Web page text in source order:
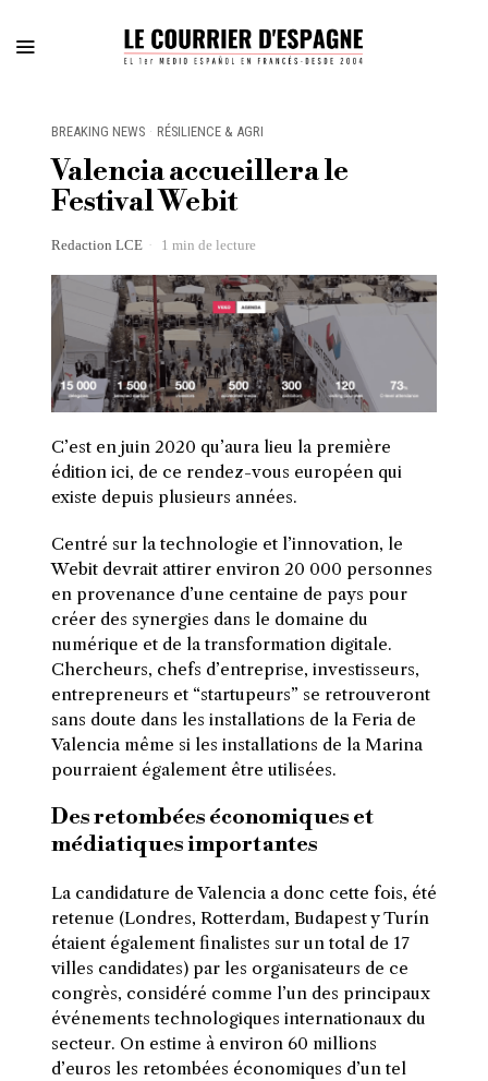
BREAKING NEWS · RÉSILIENCE & AGRI
Valencia accueillera le
Festival Webit
Redaction LCE 1 min de lecture
C’est en juin 2020 qu’aura lieu la première
édition ici, de ce rendez-vous européen qui
existe depuis plusieurs années.
Centré sur la technologie et l’innovation, le
Webitdevrait attirer environ 20 000 personnes
en provenance d’une centaine de pays pour
créer des synergies dans le domaine du
numérique et de la transformation digitale.
Chercheurs, chefs d’entreprise, investisseurs,
entrepreneurs et “startupeurs” se retrouveront
sans doute dans les installations de la Feriade
Valencia même si les installations de la Marina
pourraient également être utilisées.
Des retombées économiques et
médiatiques importantes
La candidature de Valencia a donc cette fois, été
retenue (Londres, Rotterdam, Budapest yTurín
étaient également finalistes sur un total de 17
villes candidates)par les organisateurs de ce
congrès, considéré comme l’un des principaux
événements technologiques internationaux du
secteur. On estime à environ 60 millions
d’euros les retombées économiques d’un tel